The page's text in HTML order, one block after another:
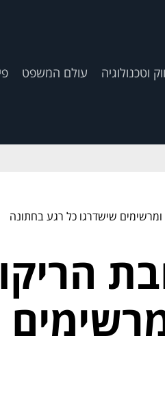
וטכנולוגיה עולם המשפט
שישדרגו כל רגע בחתונה